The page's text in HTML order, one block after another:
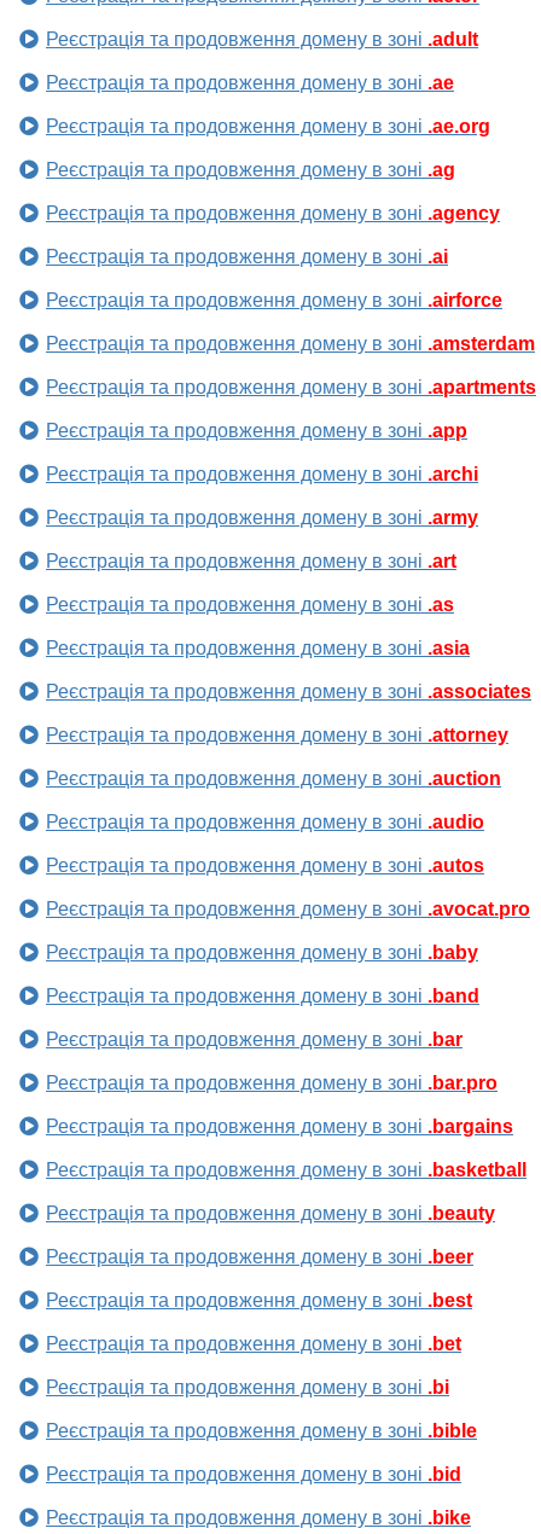
Реєстрація та продовження домену в зоні .adult
Реєстрація та продовження домену в зоні .ae
Реєстрація та продовження домену в зоні .ae.org
Реєстрація та продовження домену в зоні .ag
Реєстрація та продовження домену в зоні .agency
Реєстрація та продовження домену в зоні .ai
Реєстрація та продовження домену в зоні .airforce
Реєстрація та продовження домену в зоні .amsterdam
Реєстрація та продовження домену в зоні .apartments
Реєстрація та продовження домену в зоні .app
Реєстрація та продовження домену в зоні .archi
Реєстрація та продовження домену в зоні .army
Реєстрація та продовження домену в зоні .art
Реєстрація та продовження домену в зоні .as
Реєстрація та продовження домену в зоні .asia
Реєстрація та продовження домену в зоні .associates
Реєстрація та продовження домену в зоні .attorney
Реєстрація та продовження домену в зоні .auction
Реєстрація та продовження домену в зоні .audio
Реєстрація та продовження домену в зоні .autos
Реєстрація та продовження домену в зоні .avocat.pro
Реєстрація та продовження домену в зоні .baby
Реєстрація та продовження домену в зоні .band
Реєстрація та продовження домену в зоні .bar
Реєстрація та продовження домену в зоні .bar.pro
Реєстрація та продовження домену в зоні .bargains
Реєстрація та продовження домену в зоні .basketball
Реєстрація та продовження домену в зоні .beauty
Реєстрація та продовження домену в зоні .beer
Реєстрація та продовження домену в зоні .best
Реєстрація та продовження домену в зоні .bet
Реєстрація та продовження домену в зоні .bi
Реєстрація та продовження домену в зоні .bible
Реєстрація та продовження домену в зоні .bid
Реєстрація та продовження домену в зоні .bike